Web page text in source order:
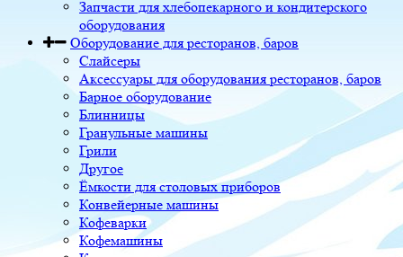
Запчасти для хлебопекарного и кондитерского
оборудования
Оборудование для ресторанов, баров
Слайсеры
Аксессуары для оборудования ресторанов, баров
Барное оборудование
Блинницы
Гранульные машины
Грили
Другое
Ёмкости для столовых приборов
Конвейерные машины
Кофеварки
Кофемашины